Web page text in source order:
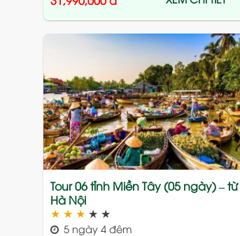
Add
to
wishlist
Tour 06 tỉnh Miền Tây (05 ngày) – từ
Hà Nội
★ ★ ★ ★ ★
5 ngày 4 đêm